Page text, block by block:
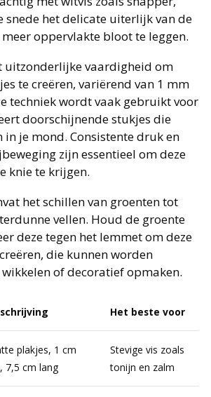
snede het delicate uiterlijk van de
oppervlakte bloot te leggen.
uitzonderlijke vaardigheid om
te creëren, variërend van 1 mm
techniek wordt vaak gebruikt voor
doorschijnende stukjes die
je mond. Consistente druk en
zijn essentieel om deze
knie te krijgen.
het schillen van groenten tot
vellen. Houd de groente
deze tegen het lemmet om deze
die kunnen worden
of decoratief opmaken.
Het beste voor
plakjes, 1 cm
7,5 cm lang
Stevige vis zoals
tonijn en zalm